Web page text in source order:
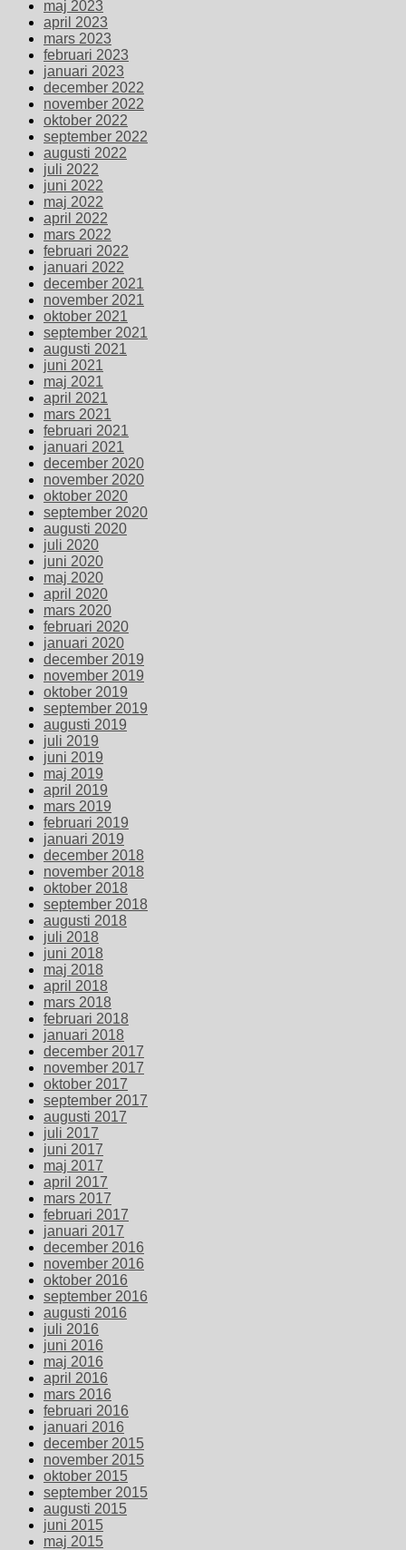
maj 2023
april 2023
mars 2023
februari 2023
januari 2023
december 2022
november 2022
oktober 2022
september 2022
augusti 2022
juli 2022
juni 2022
maj 2022
april 2022
mars 2022
februari 2022
januari 2022
december 2021
november 2021
oktober 2021
september 2021
augusti 2021
juni 2021
maj 2021
april 2021
mars 2021
februari 2021
januari 2021
december 2020
november 2020
oktober 2020
september 2020
augusti 2020
juli 2020
juni 2020
maj 2020
april 2020
mars 2020
februari 2020
januari 2020
december 2019
november 2019
oktober 2019
september 2019
augusti 2019
juli 2019
juni 2019
maj 2019
april 2019
mars 2019
februari 2019
januari 2019
december 2018
november 2018
oktober 2018
september 2018
augusti 2018
juli 2018
juni 2018
maj 2018
april 2018
mars 2018
februari 2018
januari 2018
december 2017
november 2017
oktober 2017
september 2017
augusti 2017
juli 2017
juni 2017
maj 2017
april 2017
mars 2017
februari 2017
januari 2017
december 2016
november 2016
oktober 2016
september 2016
augusti 2016
juli 2016
juni 2016
maj 2016
april 2016
mars 2016
februari 2016
januari 2016
december 2015
november 2015
oktober 2015
september 2015
augusti 2015
juni 2015
maj 2015